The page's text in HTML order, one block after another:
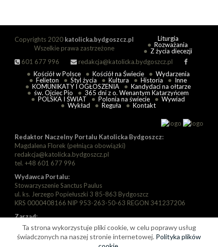
Copyrights 2020 katolicka.bydgoszcz.pl
Wszelkie prawa zastrzeżone
601 677 996
redakcja@katolicka.bydgoszcz.pl
Liturgia
Rozważania
Z życia diecezji
Kościół w Polsce Kościół na Świecie
Wydarzenia
Felieton
Styl życia Kultura Historia
Inne
KOMUNIKATY I OGŁOSZENIA
Kandydaci na ołtarze
św. Ojciec Pio
365 dni z o. Wenantym Katarzyńcem
POLSKA I ŚWIAT
Polonia na świecie
Wywiad
Wykład
Reguła Kontakt
Redaktor Naczelny Portalu Katolicka Bydgoszcz:
Magdalena Florek (pełniąca obowiązki)
redakcja@katolicka.bydgoszcz.pl
tel. +48 601 677 996
Wydawca Portalu:
Stowarzyszenie Sanctus Paulus
ul. ks. Jerzego Popiełuszki 3 85-863 Bydgoszcz
KRS 0000408166 NIP 953-263-50-63 REGON 341237206
Zarząd:
Prezes: Piotr Florek
Wiceprezes: Paweł Szarapka
Wiceprezes: Michał Jędryka
Ta strona wykorzystuje pliki cookie, w celu poprawy usług
świadczonych na naszej stronie internetowej. Polityka plików